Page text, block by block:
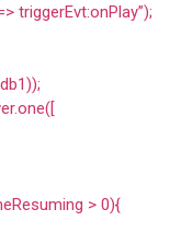
triggerEvt:onPlay”);
> 0){